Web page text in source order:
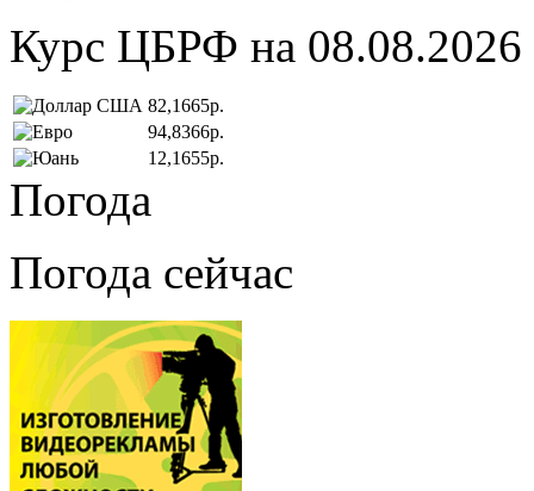
Курс ЦБРФ на 08.08.2026
82,1665р.
94,8366р.
12,1655р.
Погода
Погода сейчас